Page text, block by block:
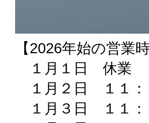
【2026年始の営業時
１月１日 休業
１月２日 １１：
１月３日 １１：